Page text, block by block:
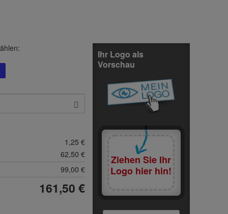
1,25 €
62,50 €
99,00 €
161,50 €
Ihr Logo als
Vorschau
Ziehen Sie Ihr
Logo hier hin!